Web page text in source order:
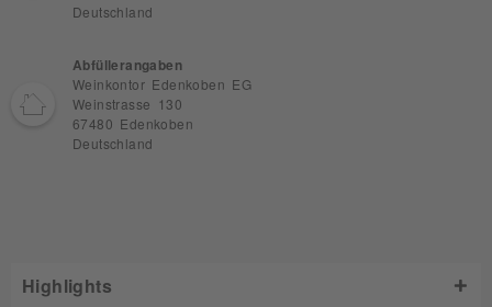
Deutschland
Abfüllerangaben
Weinkontor Edenkoben EG
Weinstrasse 130
67480 Edenkoben
Deutschland
Highlights